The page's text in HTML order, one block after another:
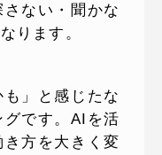
ない・聞かな
ります。
」と感じたな
グです。AIを活
方を大きく変